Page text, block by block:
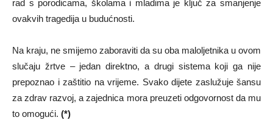
rad s porodicama, školama i mladima je ključ za smanjenje
ovakvih tragedija u budućnosti.
Na kraju, ne smijemo zaboraviti da su oba maloljetnika u ovom
slučaju žrtve – jedan direktno, a drugi sistema koji ga nije
prepoznao i zaštitio na vrijeme. Svako dijete zaslužuje šansu
za zdrav razvoj, a zajednica mora preuzeti odgovornost da mu
to omogući. (*)